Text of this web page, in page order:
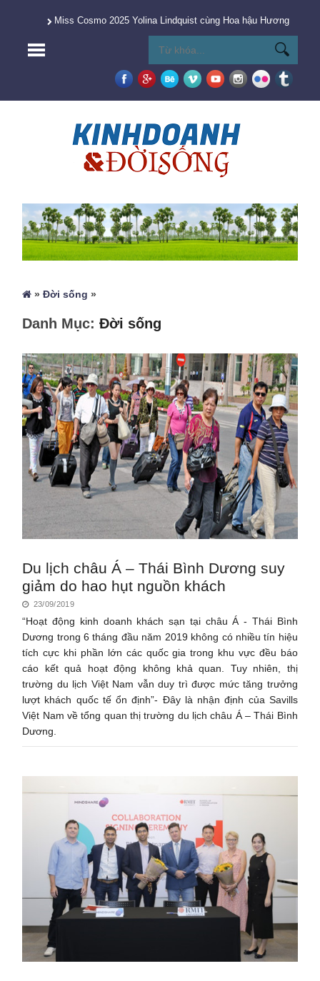
Miss Cosmo 2025 Yolina Lindquist cùng Hoa hậu Hương
»Đời sống »
Danh Mục:Đời sống
Du lịch châu Á – Thái Bình Dương suy
giảm do hao hụt nguồn khách
23/09/2019
“Hoạt động kinh doanh khách sạn tại châu Á - Thái Bình
Dương trong 6 tháng đầu năm 2019 không có nhiều tín hiệu
tích cực khi phần lớn các quốc gia trong khu vực đều báo
cáo kết quả hoạt động không khả quan. Tuy nhiên, thị
trường du lịch Việt Nam vẫn duy trì được mức tăng trưởng
lượt khách quốc tế ổn định”- Đây là nhận định của Savills
Việt Nam về tổng quan thị trường du lịch châu Á – Thái Bình
Dương.